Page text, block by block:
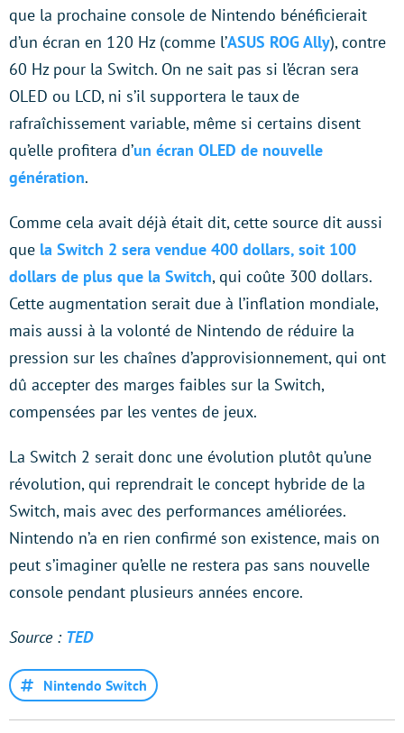
que la prochaine console de Nintendo bénéficierait
d’un écran en 120 Hz (comme l’ASUS ROG Ally), contre
60 Hz pour la Switch. On ne sait pas si l’écran sera
OLED ou LCD, ni s’il supportera le taux de
rafraîchissement variable, même si certains disent
qu’elle profitera d’un écran OLED de nouvelle
génération.
Comme cela avait déjà était dit, cette source dit aussi
que la Switch 2 sera vendue 400 dollars, soit 100
dollars de plus que la Switch, qui coûte 300 dollars.
Cette augmentation serait due à l’inflation mondiale,
mais aussi à la volonté de Nintendo de réduire la
pression sur les chaînes d’approvisionnement, qui ont
dû accepter des marges faibles sur la Switch,
compensées par les ventes de jeux.
La Switch 2 serait donc une évolution plutôt qu’une
révolution, qui reprendrait le concept hybride de la
Switch, mais avec des performances améliorées.
Nintendo n’a en rien confirmé son existence, mais on
peut s’imaginer qu’elle ne restera pas sans nouvelle
console pendant plusieurs années encore.
Source : TED
Nintendo Switch